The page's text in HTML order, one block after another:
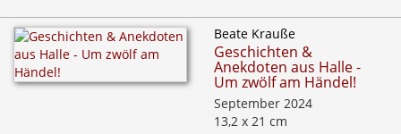
Beate Krauße
Geschichten &
Anekdoten aus Halle -
Um zwölf am Händel!
September 2024
13,2 x 21 cm